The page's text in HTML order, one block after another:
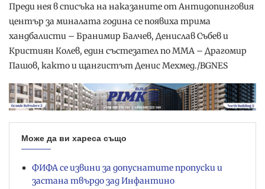
Преди нея в списъка на наказаните от Антидопинговия
център за миналата година се появиха трима
хандбалисти – Бранимир Балчев, Денислав Събев и
Кристиян Колев, един състезател по ММА – Драгомир
Пашов, както и щангистът Денис Мехмед./BGNES
Може да ви хареса също
ФИФА се извини за допуснатите пропуски и
застана твърдо зад Инфантино